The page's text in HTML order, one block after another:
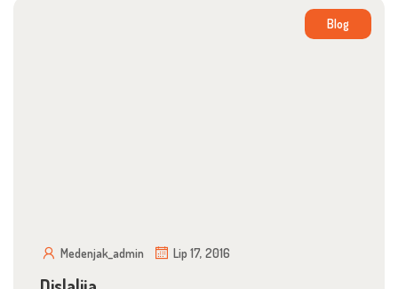
Blog
Medenjak_admin Lip 17, 2016